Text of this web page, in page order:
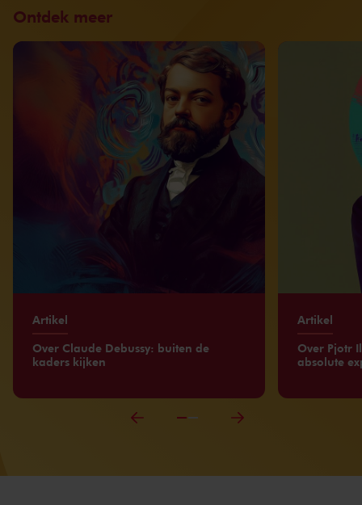
Ontdek meer
Artikel
Over Claude Debussy: buiten de
kaders kijken
Artikel
Over Pjotr
absolute